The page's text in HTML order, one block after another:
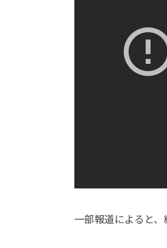
一部報道によると